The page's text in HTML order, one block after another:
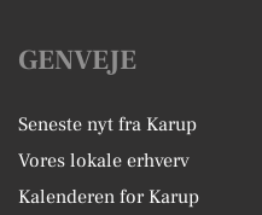
GENVEJE
Seneste nyt fra Karup
Vores lokale erhverv
Kalenderen for Karup